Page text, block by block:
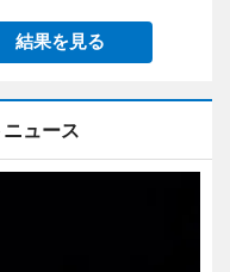
結果を見る
ュース